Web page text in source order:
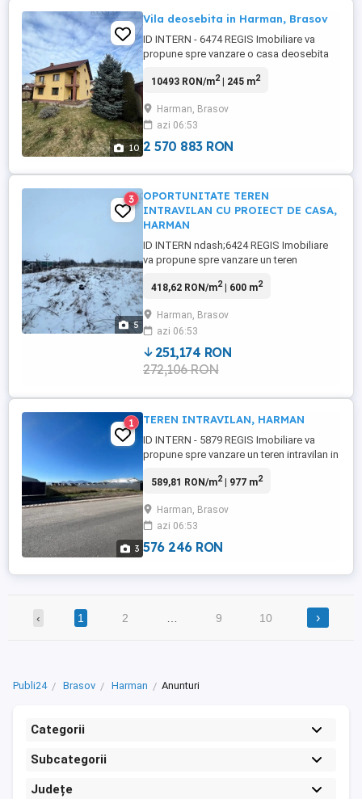
10
Vila deosebita in Harman, Brasov
ID INTERN - 6474 REGIS Imobiliare va
propune spre vanzare o casa deosebita
utila de 245 m2. Aceasta se bucura de o
amenajata cu gazon, trandafiri si alei
amenajate. Aceasta este dispusa pe
S+P+E+M iar compartimentarea este ...
10493 RON/m2| 245 m2
Harman, Brasov
azi 06:53
2 570 883 RON
5
3
OPORTUNITATE TEREN
INTRAVILAN CU PROIECT DE CASA,
HARMAN
ID INTERN ndash;6424 REGIS Imobiliare
va propune spre vanzare un teren
Harman, cu o suprafata de 600mp, acesta
construirea unei locuinte individuale.
Geometria acestuia este un trapez tesit cu
frontul de aproximativ ...
418,62 RON/m2| 600 m2
Harman, Brasov
azi 06:53
251,174 RON
272,106 RON
3
1 TEREN INTRAVILAN, HARMAN
ID INTERN - 5879 REGIS Imobiliare va
propune spre vanzare un teren intravilan in
judetean 108. Parcela disponibila pe
o adancime de 44,4 m. Regim de inaltime
permisa: S+P+E M, cu un coeficient de
ocupare a terenului de maximum ...
589,81 RON/m2| 977 m2
Harman, Brasov
azi 06:53
576 246 RON
‹ 1 2 9 10 ›
Publi24 Brasov Harman Anunturi
Categorii
Subcategorii
Județe